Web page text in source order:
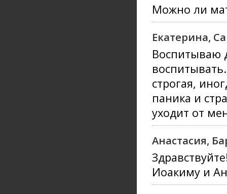
Можно ли
Екатерина,
Воспитываю
строгая,
паника и
уходит от
Анастасия,
Иоакиму и